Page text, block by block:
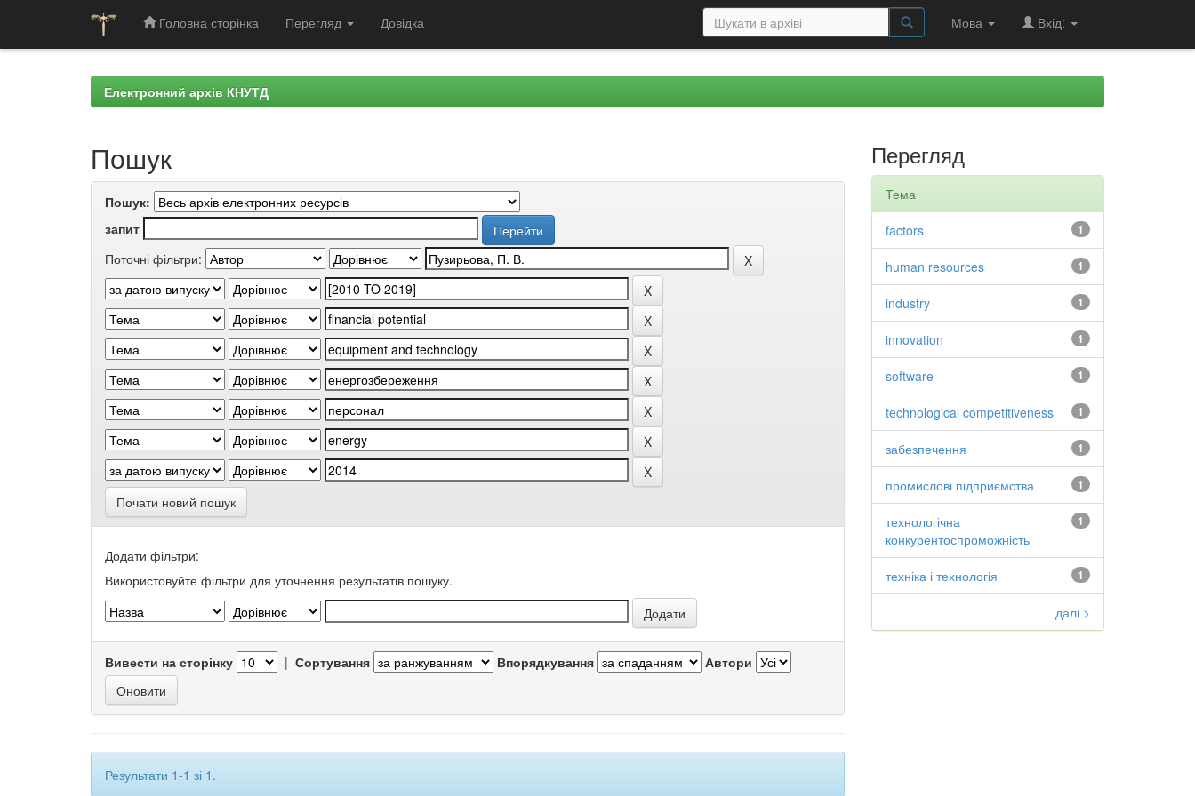
Головна сторінка Перегляд Довідка Мова Вхід:
Електронний архів КНУТД
Пошук
Пошук:
запит
Поточні фільтри:
Почати новий пошук
Додати фільтри:
Використовуйте фільтри для уточнення результатів пошуку.
Вивести на сторінку | Сортування Впорядкування Автори
Результати 1-1 зі 1.
Перегляд
Тема
1
factors
1
human resources
1
industry
1
innovation
1
software
1
technological competitiveness
1
забезпечення
1
промислові підприємства
1
технологічна
конкурентоспроможність
1
техніка і технологія
далі >